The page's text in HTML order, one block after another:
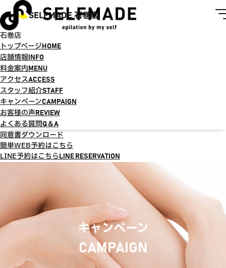
SELFMADE 石巻店
石巻店
トップページ HOME
店舗情報 INFO
料金案内 MENU
アクセスACCESS
スタッフ紹介STAFF
キャンペーンCAMPAIGN
お客様の声 REVIEW
よくある質問Q＆A
同意書ダウンロード
簡単WEB予約はこちら
LINE予約はこちら LINE RESERVATION
キャンペーン
CAMPAIGN